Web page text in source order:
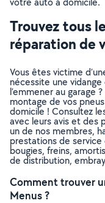
Trouvez tous
réparation de
Vous êtes victime
nécessite une vidange
l’emmener au garage
montage de vos
domicile ! Consultez
avec leurs avis et des
un de nos membres,
prestations de
bougies, freins,
de distribution,
Comment trouver
Menus ?